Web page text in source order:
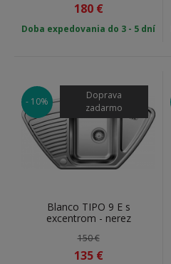
180 €
Doba expedovania do 3 - 5 dní
- 10%
Doprava
zadarmo
Blanco TIPO 9 E s
excentrom - nerez
150 €
135 €